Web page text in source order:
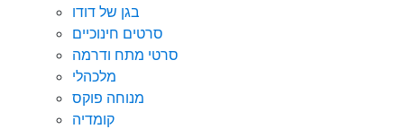
בגן של דודו
סרטים חינוכיים
סרטי מתח ודרמה
מלכהלי
מנוחה פוקס
קומדיה